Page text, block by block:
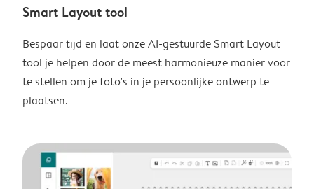
Smart Layout tool
Bespaar tijd en laat onze AI-gestuurde Smart Layout
tool je helpen door de meest harmonieuze manier voor
te stellen om je foto's in je persoonlijke ontwerp te
plaatsen.